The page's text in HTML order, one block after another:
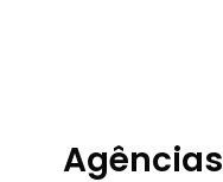
Agências